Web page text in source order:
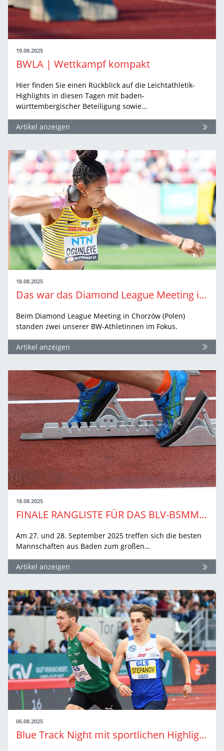
19.08.2025
BWLA | Wettkampf kompakt
Hier finden Sie einen Rückblick auf die Leichtathletik-
Highlights in diesen Tagen mit baden-
württembergischer Beteiligung sowie…
Artikel anzeigen
18.08.2025
Das war das Diamond League Meeting in Chorzów
Beim Diamond League Meeting in Chorzów (Polen)
standen zwei unserer BW-Athletinnen im Fokus.
Artikel anzeigen
18.08.2025
FINALE RANGLISTE FÜR DAS BLV-BSMM-FINALE 2025 VERÖFFENTLICHT
Am 27. und 28. September 2025 treffen sich die besten
Mannschaften aus Baden zum großen…
Artikel anzeigen
06.08.2025
Blue Track Night mit sportlichen Highlights und Festivalfeeling